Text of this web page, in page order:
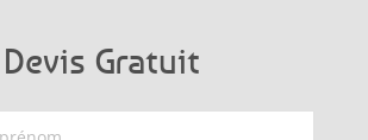
Devis Gratuit